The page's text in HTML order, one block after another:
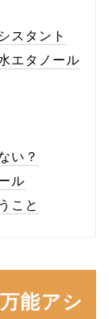
スタント
エタノール
い？
ル
こと
能アシ